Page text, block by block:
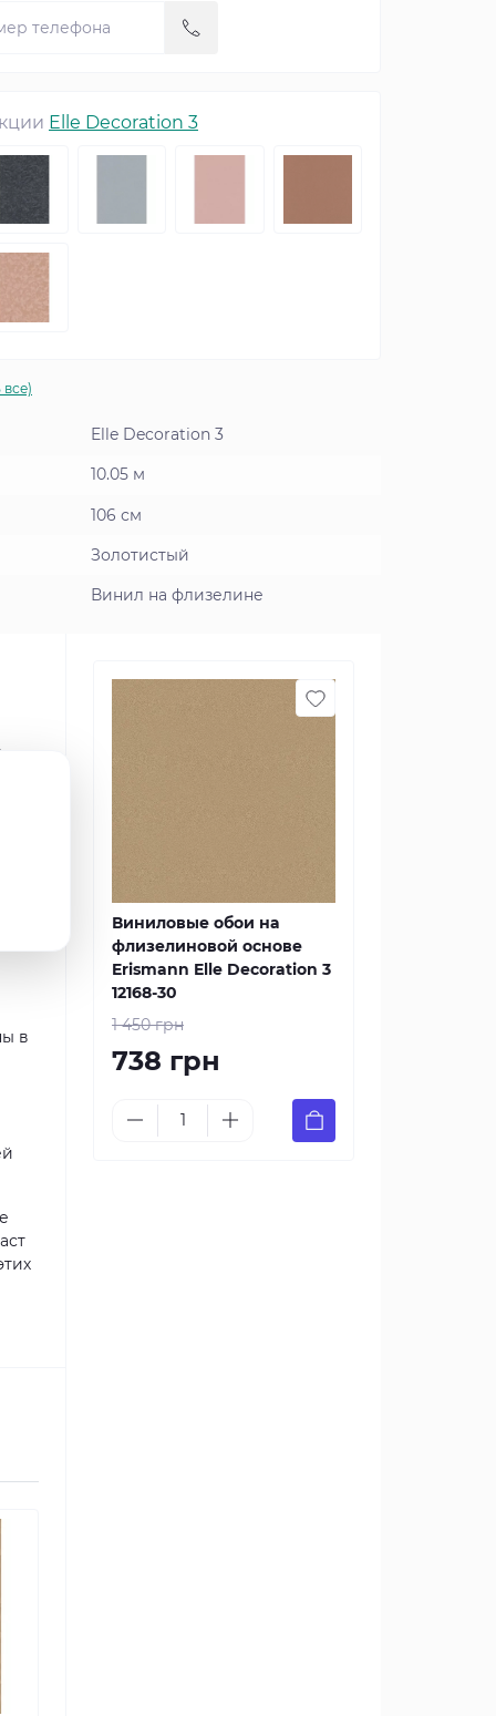
Elle Decoration 3
Elle Decoration 3
10.05 м
106 см
Золотистый
Винил на флизелине
в
Виниловые обои на
флизелиновой основе
Erismann Elle Decoration 3
12168-30
1 450 грн
738 грн